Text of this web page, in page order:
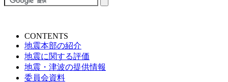
CONTENTS
地震本部の紹介
地震に関する評価
地震・津波の提供情報
委員会資料